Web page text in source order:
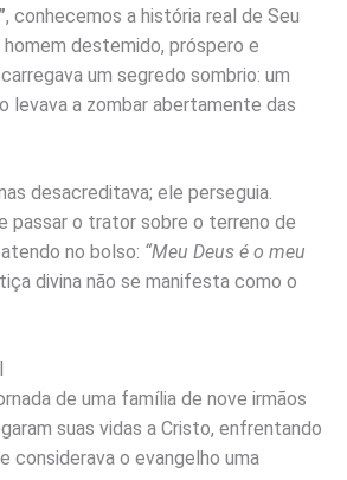
, conhecemos a história real de Seu
homem destemido, próspero e
um segredo sombrio: um
levava a zombar abertamente das
desacreditava; ele perseguia.
passar o trator sobre o terreno de
no bolso: “Meu Deus é o meu
divina não se manifesta como o
de uma família de nove irmãos
suas vidas a Cristo, enfrentando
considerava o evangelho uma